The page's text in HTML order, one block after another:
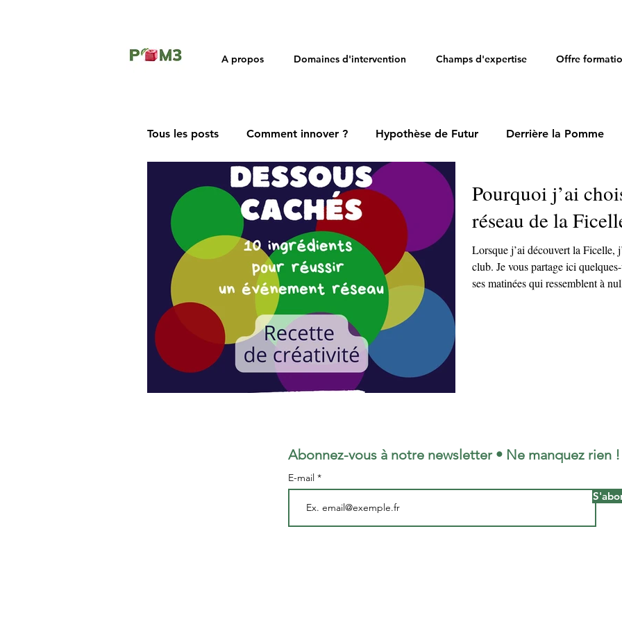
A propos Domaines d'intervention Champs d'expertise Offre
Tous les posts Comment innover ? Hypothèse de Futur Derrière la Pomme
Rétrospective
Pourquoi j’ai
réseau de la
Lorsque j’ai découvert la Ficelle,
club. Je vous partage ici
ses matinées qui ressemblent à
Abonnez-vous à notre newsletter • Ne manquez rien !
E-mail